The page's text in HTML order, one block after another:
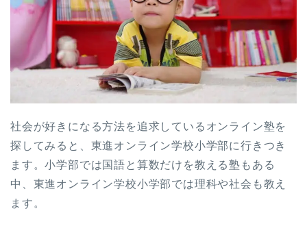
社会が好きになる方法を追求しているオンライン塾を
探してみると、東進オンライン学校小学部に行きつき
ます。小学部では国語と算数だけを教える塾もある
中、東進オンライン学校小学部では理科や社会も教え
ます。